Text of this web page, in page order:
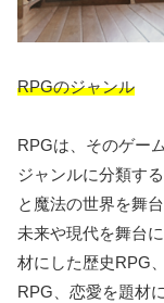
RPGのジャンル
RPGは、そのゲー
ジャンルに分類す
と魔法の世界を舞
未来や現代を舞台
材にした歴史RPG
RPG、恋愛を題材